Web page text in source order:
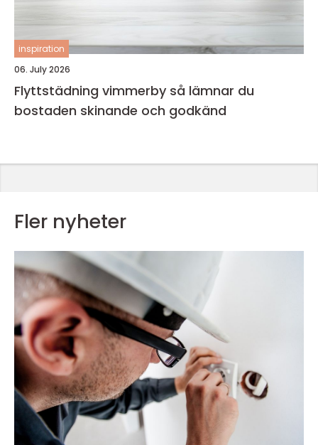
inspiration
06. July 2026
Flyttstädning vimmerby så lämnar du
bostaden skinande och godkänd
Fler nyheter